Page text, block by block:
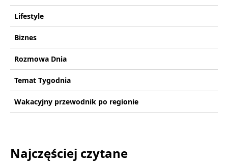
Lifestyle
Biznes
Rozmowa Dnia
Temat Tygodnia
Wakacyjny przewodnik po regionie
Najczęściej czytane